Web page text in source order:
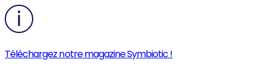
Téléchargez notre magazine Symbiotic !